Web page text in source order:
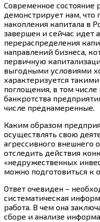
Современное состояние
демонстрирует нам, что
накопления капитала в
завершен и сейчас идет
перераспределения
направлений бизнеса,
первичную
выгодными условиями
характеризуется
поглощения, в том
банкротства
числе преднамеренные.
Каким образом
осуществлять свою
агрессивного
отследить действия
«недружественных
можно подготовиться к
Ответ очевиден –
систематическая
работа. В чем она
сборе и анализе